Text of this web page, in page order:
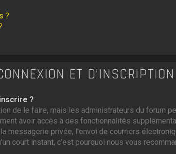
?
ET D’INSCRIPTION
?
de le faire, mais les administrateurs du
avoir accès à des fonctionnalités
messagerie privée, l’envoi de courriers
court instant, c’est pourquoi nous vous